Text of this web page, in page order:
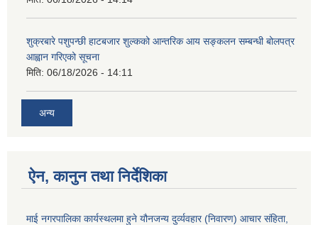
शुक्रबारे पशुपन्छी हाटबजार शुल्कको आन्तरिक आय सङ्कलन सम्बन्धी बोलपत्र
आह्वान गरिएको सूचना
मिति: 06/18/2026 - 14:11
अन्य
ऐन, कानुन तथा निर्देशिका
माई नगरपालिका कार्यस्थलमा हुने यौनजन्य दुर्व्यवहार (निवारण) आचार संहिता,